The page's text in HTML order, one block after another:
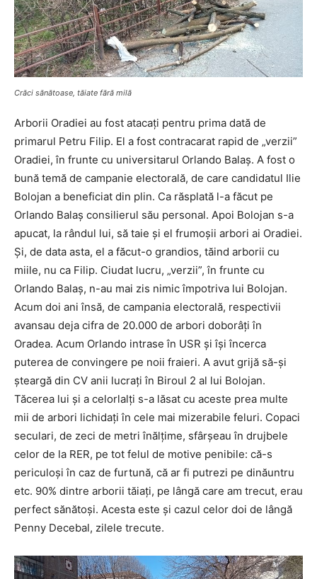
Crăci sănătoase, tăiate fără milă
Arborii Oradiei au fost atacați pentru prima dată de
primarul Petru Filip. El a fost contracarat rapid de „verzii”
Oradiei, în frunte cu universitarul Orlando Balaș. A fost o
bună temă de campanie electorală, de care candidatul Ilie
Bolojan a beneficiat din plin. Ca răsplată l-a făcut pe
Orlando Balaș consilierul său personal. Apoi Bolojan s-a
apucat, la rândul lui, să taie și el frumoșii arbori ai Oradiei.
Și, de data asta, el a făcut-o grandios, tăind arborii cu
miile, nu ca Filip. Ciudat lucru, „verzii”, în frunte cu
Orlando Balaș, n-au mai zis nimic împotriva lui Bolojan.
Acum doi ani însă, de campania electorală, respectivii
avansau deja cifra de 20.000 de arbori doborâți în
Oradea. Acum Orlando intrase în USR și își încerca
puterea de convingere pe noii fraieri. A avut grijă să-și
șteargă din CV anii lucrați în Biroul 2 al lui Bolojan.
Tăcerea lui și a celorlalți s-a lăsat cu aceste prea multe
mii de arbori lichidați în cele mai mizerabile feluri. Copaci
seculari, de zeci de metri înălțime, sfârșeau în drujbele
celor de la RER, pe tot felul de motive penibile: că-s
periculoși în caz de furtună, că ar fi putrezi pe dinăuntru
etc. 90% dintre arborii tăiați, pe lângă care am trecut, erau
perfect sănătoși. Acesta este și cazul celor doi de lângă
Penny Decebal, zilele trecute.